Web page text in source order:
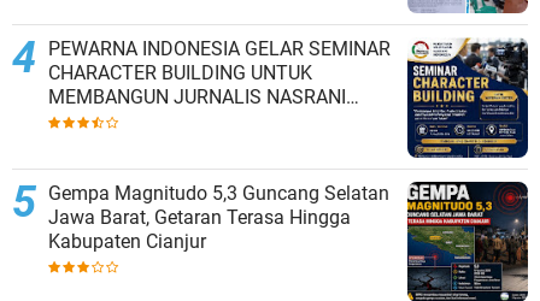
PEWARNA INDONESIA GELAR SEMINAR
CHARACTER BUILDING UNTUK
MEMBANGUN JURNALIS NASRANI
BERINTEGRITAS DAN BERDAMPAK*
Gempa Magnitudo 5,3 Guncang Selatan
Jawa Barat, Getaran Terasa Hingga
Kabupaten Cianjur